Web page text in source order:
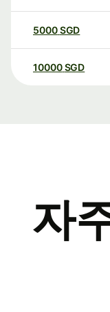
5000SGD
10000 SGD
자